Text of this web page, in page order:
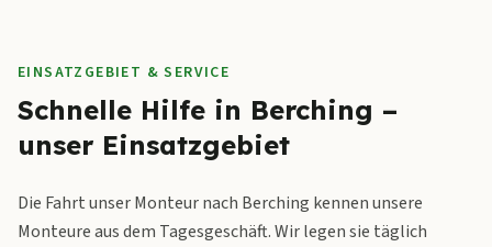
EINSATZGEBIET & SERVICE
Schnelle Hilfe in Berching –
unser Einsatzgebiet
Die Fahrt unser Monteur nach Berching kennen unsere
Monteure aus dem Tagesgeschäft. Wir legen sie täglich